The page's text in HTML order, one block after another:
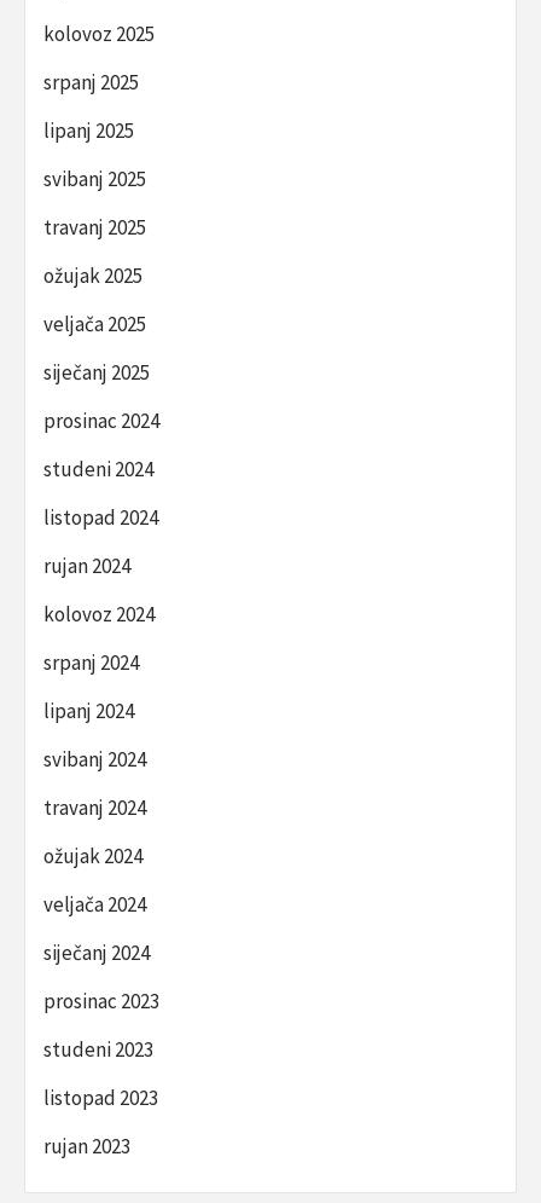
kolovoz 2025
srpanj 2025
lipanj 2025
svibanj 2025
travanj 2025
ožujak 2025
veljača 2025
siječanj 2025
prosinac 2024
studeni 2024
listopad 2024
rujan 2024
kolovoz 2024
srpanj 2024
lipanj 2024
svibanj 2024
travanj 2024
ožujak 2024
veljača 2024
siječanj 2024
prosinac 2023
studeni 2023
listopad 2023
rujan 2023